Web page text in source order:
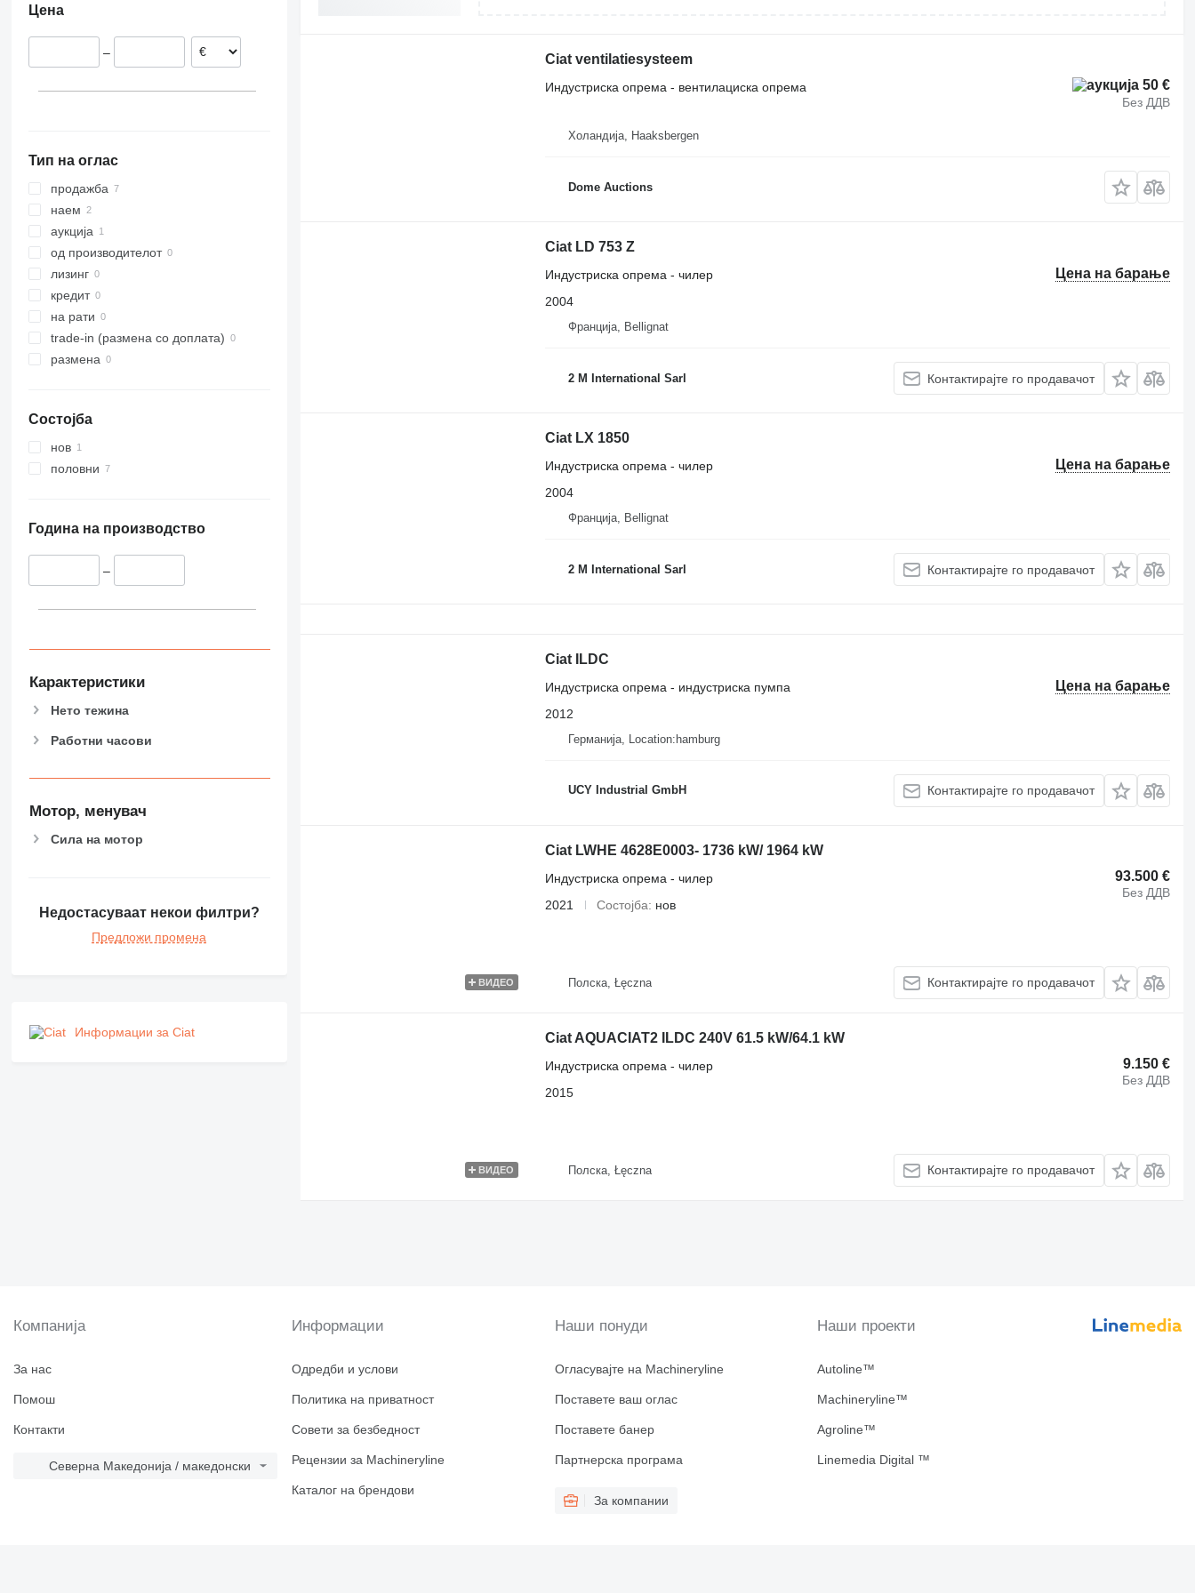
Холандија
Шпанија
Цена
–
Тип на оглас
продажба
наем
аукција
од производителот
лизинг
кредит
на рати
trade-in (размена со доплата)
размена
Состојба
нов
половни
Година на производство
–
Карактеристики
Нето тежина
Работни часови
Мотор, менувач
Сила на мотор
Недостасуваат некои филтри?
Предложи промена
Информации за Ciat
Ciat ventilatiesysteem
50 €
Без ДДВ
Индустриска опрема - вентилациска опрема
Холандија, Haaksbergen
Dome Auctions
Ciat LD 753 Z
Цена на барање
Индустриска опрема - чилер
2004
Франција, Bellignat
2 M International Sarl Контактирајте го продавачот
Ciat LX 1850
Цена на барање
Индустриска опрема - чилер
2004
Франција, Bellignat
2 M International Sarl Контактирајте го продавачот
Ciat ILDC
Цена на барање
Индустриска опрема - индустриска пумпа
2012
Германија, Location:hamburg
UCY Industrial GmbH Контактирајте го продавачот
ВИДЕО
Ciat LWHE 4628E0003- 1736 kW/ 1964 kW
93.500 €
Без ДДВ
Индустриска опрема - чилер
2021
Состојба нов
Полска, Łęczna Контактирајте го продавачот
ВИДЕО
Ciat AQUACIAT2 ILDC 240V 61.5 kW/64.1 kW
9.150 €
Без ДДВ
Индустриска опрема - чилер
2015
Полска, Łęczna Контактирајте го продавачот
Компанија
За нас
Помош
Контакти
Северна Македонија / македонски
Информации
Одредби и услови
Политика на приватност
Совети за безбедност
Рецензии за Machineryline
Каталог на брендови
Наши понуди
Огласувајте на Machineryline
Поставете ваш оглас
Поставете банер
Партнерска програма
За компании
Наши проекти
Autoline™
Machineryline™
Agroline™
Linemedia Digital ™